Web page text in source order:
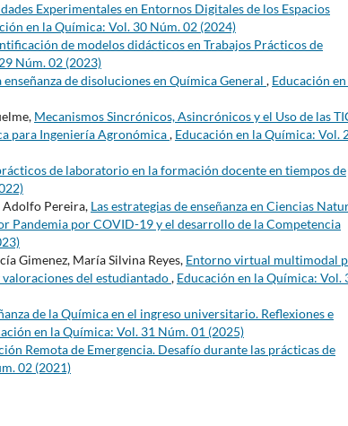
Experimentales en Entornos Digitales de los Espacios
en la Química: Vol. 30 Núm. 02 (2024)
de modelos didácticos en Trabajos Prácticos de
Núm. 02 (2023)
de disoluciones en Química General , Educación
Mecanismos Sincrónicos, Asincrónicos y el Uso de las
para Ingeniería Agronómica, Educación en la Química: Vol.
de laboratorio en la formación docente en tiempos de
Adolfo Pereira, Las estrategias de enseñanza en Ciencias
Pandemia por COVID-19 y el desarrollo de la Competencia
Gimenez, María Silvina Reyes, Entorno virtual multimodal
del estudiantado, Educación en la Química: Vol.
de la Química en el ingreso universitario. Reflexiones e
en la Química: Vol. 31 Núm. 01 (2025)
Remota de Emergencia. Desafío durante las prácticas de
02 (2021)